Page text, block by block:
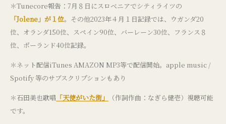
＊Tunecore報告：7月８日にスロベニアでシティライツの
「Jolene」が１位。その他2023年４月１日記録では、ウガンダ20
位、オランダ150位、スペイン90位、バーレーン30位、フランス８
位、ポーランド40位記録。
＊ネット配信iTunes AMAZON MP3等で配信開始。apple music /
Spotify 等のサブスクリプションもあり
＊石田美也歌唱 「天使がいた街」
（作詞作曲：なぎら健壱）視聴可能
です。